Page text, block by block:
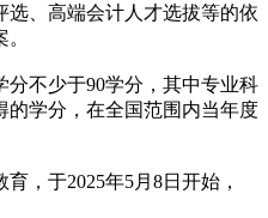
、高端会计人才选拔等的依
分不少于90学分，其中专业科
的学分，在全国范围内当年度
，于2025年5月8日开始，